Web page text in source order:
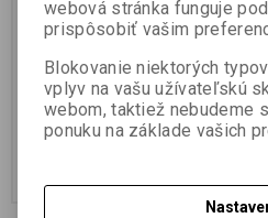
barva zvyšuje jeho atraktivitu.
Jedná se o skvělou nástrahu,
která chytá úspěšně kapry
celoročně. Výborné pop up při
lovu pouze s method...
7,99 EUR
6,496 EUR (Vaša cena bez DPH:)
webová stránka funguje
prispôsobiť vašim
Blokovanie niektorých
vplyv na vašu užívateľskú
webom, taktiež nebudeme
ponuku na základe vašich